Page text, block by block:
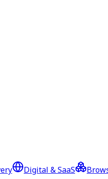
Digital & SaaS